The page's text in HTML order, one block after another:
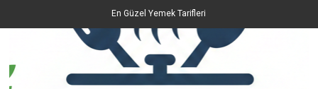
En Güzel Yemek Tarifleri